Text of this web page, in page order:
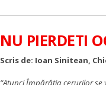
NU PIERDETI
Scris de: Ioan Sinitean,
“Atunci Împărăţia cerurilor